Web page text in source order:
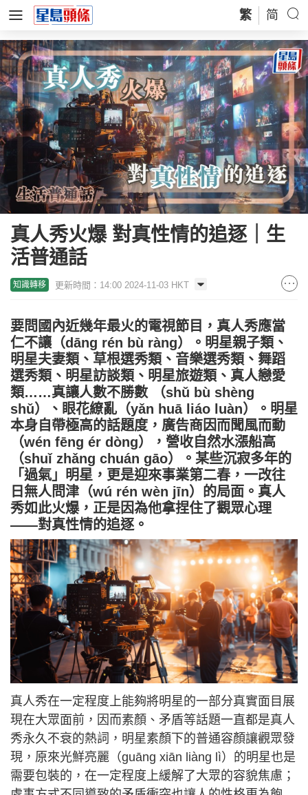
繁 简
真人秀火爆 對真性情的追逐｜生
活普通話
知識轉移 更新時間：14:00 2024-11-03 HKT
要問國內近幾年最火的電視節目，真人秀應當
仁不讓（dāng rén bù ràng）。明星親子類、
明星夫妻類、草根選秀類、音樂選秀類、舞蹈
選秀類、明星訪談類、明星旅遊類、真人戀愛
類……真讓人數不勝數 （shǔ bù shèng
shǔ）、眼花繚亂（yǎn huā liáo luàn）。明星
本身自帶極高的話題度，廣告商因而聞風而動
（wén fēng ér dòng），營收自然水漲船高
（shuǐ zhǎng chuán gāo）。某些沉寂多年的
「過氣」明星，更是迎來事業第二春，一改往
日無人問津（wú rén wèn jīn）的局面。真人
秀如此火爆，正是因為他拿捏住了觀眾心理
——對真性情的追逐。
真人秀在一定程度上能夠將明星的一部分真實面目展
現在大眾面前，因而素顏、矛盾等話題一直都是真人
秀永久不衰的熱詞，明星素顏下的普通容顏讓觀眾發
現，原來光鮮亮麗（guāng xiān liàng lì）的明星也是
需要包裝的，在一定程度上緩解了大眾的容貌焦慮；